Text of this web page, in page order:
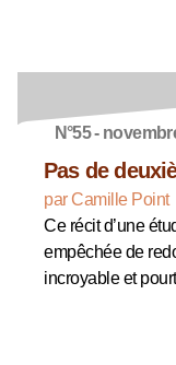
N°55 -
Pas de
par Camille Point
Ce récit d’une
empêchée de
incroyable et